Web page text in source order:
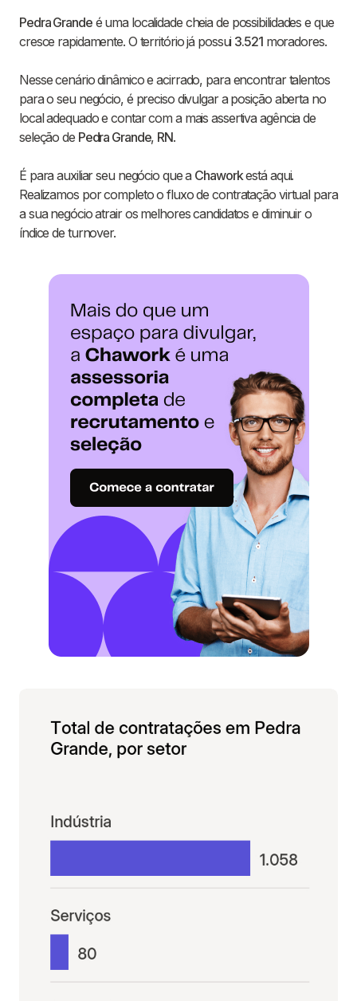
Pedra Grandeé uma localidade cheia de possibilidades e que
cresce rapidamente. O território já possui 3.521moradores.
Nesse cenário dinâmico e acirrado, para encontrar talentos
para o seu negócio, é preciso divulgar a posição aberta no
local adequado e contar com a mais assertiva agência de
seleção de Pedra Grande, RN.
É para auxiliar seu negócio que a Chaworkestá aqui.
Realizamos por completo o fluxo de contratação virtual para
a sua negócio atrair os melhores candidatos e diminuir o
índice de turnover.